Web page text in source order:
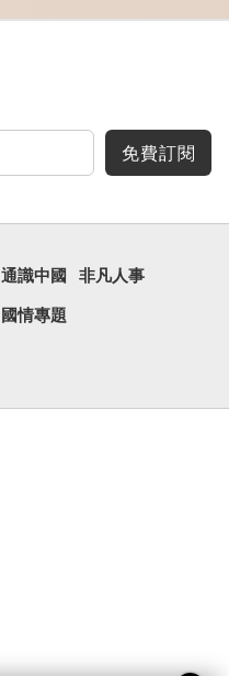
免費訂閱
通識中國 非凡人事
國情專題